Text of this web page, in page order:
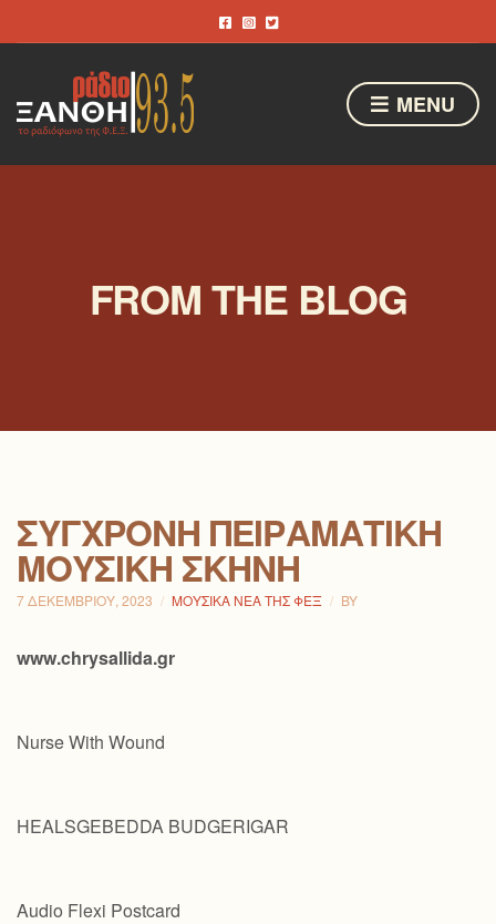
MENU
FROM THE BLOG
ΣΎΓΧΡΟΝΗ ΠΕΙΡΑΜΑΤΙΚΉ
ΜΟΥΣΙΚΉ ΣΚΗΝΉ
7 ΔΕΚΕΜΒΡΊΟΥ, 2023 ΜΟΥΣΙΚΆ ΝΈΑ ΤΗΣ ΦΕΞ BY
www.chrysallida.gr
Nurse With Wound
HEALSGEBEDDA BUDGERIGAR
Audio Flexi Postcard